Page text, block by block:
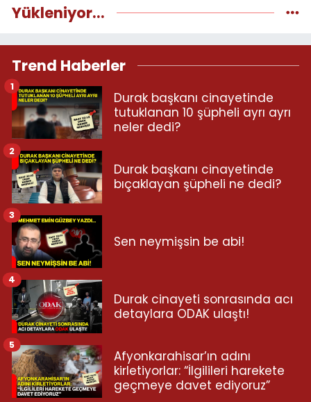
Yükleniyor...
Trend Haberler
Durak başkanı cinayetinde
tutuklanan 10 şüpheli ayrı ayrı
neler dedi?
1
Durak başkanı cinayetinde
bıçaklayan şüpheli ne dedi?
2
Sen neymişsin be abi!
3
Durak cinayeti sonrasında acı
detaylara ODAK ulaştı!
4
Afyonkarahisar’ın adını
kirletiyorlar: “İlgilileri harekete
geçmeye davet ediyoruz”
5